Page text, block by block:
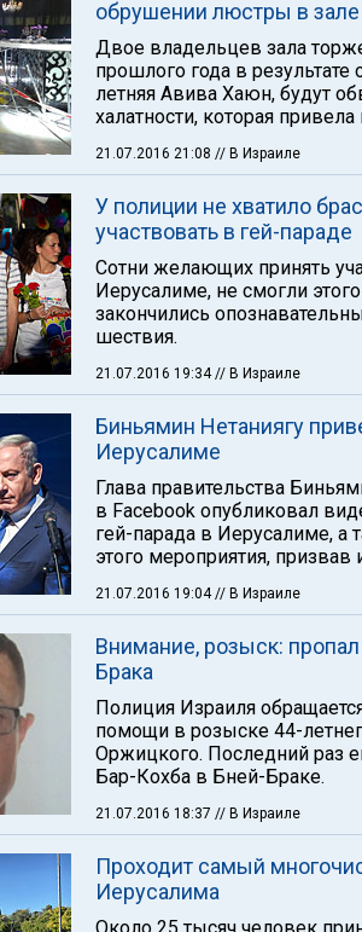
обрушении люстры в
Двое владельцев зала
прошлого года в
летняя Авива Хаюн, будут
халатности, которая
21.07.2016 21:08 // В Израиле
У полиции не хватило
участвовать в гей-параде
Сотни желающих принять
Иерусалиме, не смогли
закончились
шествия.
21.07.2016 19:34// В Израиле
Биньямин Нетаниягу
Иерусалиме
Глава правительства
в Facebook опубликовал
гей-парада в Иерусалиме, а
этого мероприятия, призвав
21.07.2016 19:04// В Израиле
Внимание, розыск:
Брака
Полиция Израиля
помощи в розыске 44-
Оржицкого. Последний раз
Бар-Кохба в Бней-Браке.
21.07.2016 18:37 // В Израиле
Проходит самый
Иерусалима